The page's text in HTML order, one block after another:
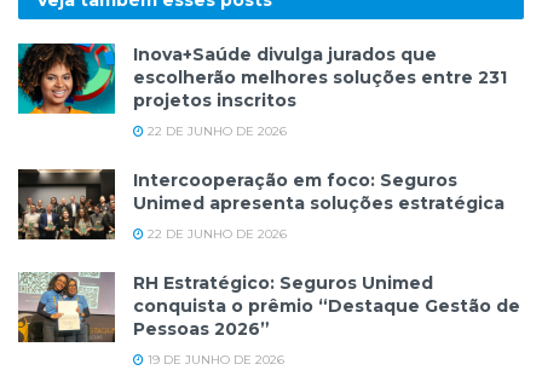
Inova+Saúde divulga jurados que
escolherão melhores soluções entre 231
projetos inscritos
22 DE JUNHO DE 2026
Intercooperação em foco: Seguros
Unimed apresenta soluções estratégica
22 DE JUNHO DE 2026
RH Estratégico: Seguros Unimed
conquista o prêmio “Destaque Gestão de
Pessoas 2026”
19 DE JUNHO DE 2026